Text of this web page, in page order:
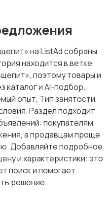
Начало карьеры
Офисный персонал
Продажи
на ListAd собраны
находится в ветке
поэтому товары и
каталог и AI-подбор.
опыт, Тип занятости,
Раздел подходит
покупателям
а продавцам проще
Добавляйте подробное
и характеристики: это
поиск и помогает
решение.